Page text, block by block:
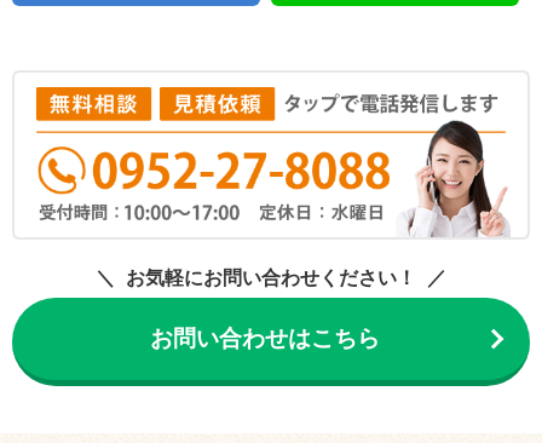
お気軽にお問い合わせください！
お問い合わせはこちら